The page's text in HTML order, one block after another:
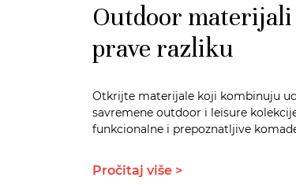
Outdoor
prave razliku
Otkrijte materijale koji kombinuju
savremene outdoor i leisure
funkcionalne i prepoznatljive
Pročitaj više >